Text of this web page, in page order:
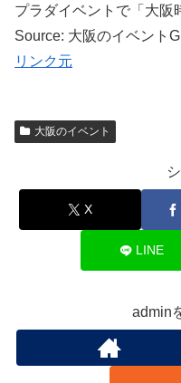
プラダイベントで「大阪
Source: 大阪のイベント
リンク元
大阪のイベント
X
LINE
admin